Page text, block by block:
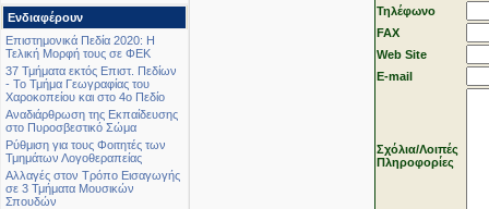
Ενδιαφέρουν
Επιστημονικά Πεδία 2020: Η
Τελική Μορφή τους σε ΦΕΚ
37 Τμήματα εκτός Επιστ. Πεδίων
- Το Τμήμα Γεωγραφίας του
Χαροκοπείου και στο 4ο Πεδίο
Αναδιάρθρωση της Εκπαίδευσης
στο Πυροσβεστικό Σώμα
Ρύθμιση για τους Φοιτητές των
Τμημάτων Λογοθεραπείας
Αλλαγές στον Τρόπο Εισαγωγής
σε 3 Τμήματα Μουσικών
Σπουδών
Τηλέφωνo
FAX
Web Site
Ε-mail
Σχόλια/Λοιπές
Πληροφορίες